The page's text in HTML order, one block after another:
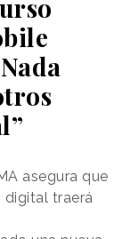
asegura que
digital traerá